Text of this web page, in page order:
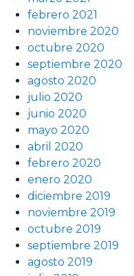
febrero 2021
noviembre 2020
octubre 2020
septiembre 2020
agosto 2020
julio 2020
junio 2020
mayo 2020
abril 2020
febrero 2020
enero 2020
diciembre 2019
noviembre 2019
octubre 2019
septiembre 2019
agosto 2019